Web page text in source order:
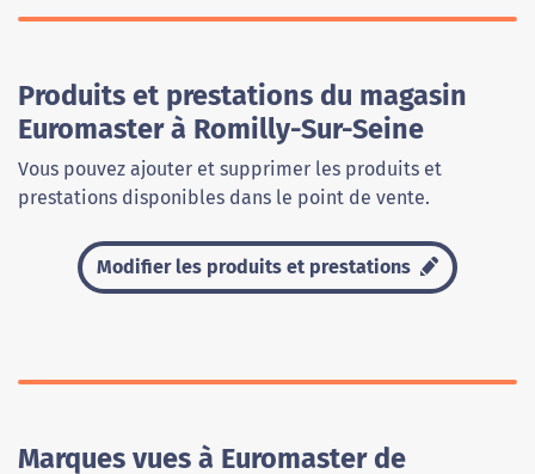
Produits et prestations du magasin
Euromaster à Romilly-Sur-Seine
Vous pouvez ajouter et supprimer les produits et
prestations disponibles dans le point de vente.
Modifier les produits et prestations
Marques vues à Euromaster de